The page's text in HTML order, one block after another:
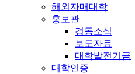
해외자매대학
홍보관
경동소식
보도자료
대학발전기금
대학인증